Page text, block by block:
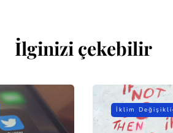
İlginizi çekebilir
İklim